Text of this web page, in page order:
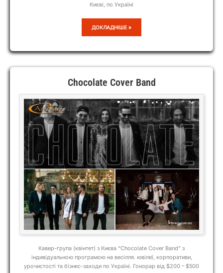
Києві, по Україні
MUSE
ON
ДОКЛАДНІШЕ »
Chocolate Cover Band
Кавер-група (квінтет) з Києва “Chocolate Cover Band” з
індивідуальною програмою на весілля. ювілеї, корпоративи,
урочистості та бізнес-заходи по Україні. Гонорар від $200 – $500